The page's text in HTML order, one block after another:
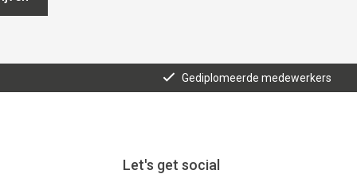
Gediplomeerde medewerkers
Let's get social